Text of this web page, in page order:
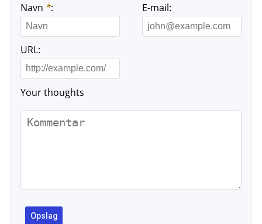
Navn *: E-mail:
URL:
Your thoughts